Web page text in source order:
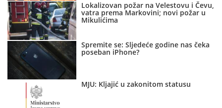
Lokalizovan požar na Velestovu i Čevu,
vatra prema Markovini; novi požar u
Mikulićima
Spremite se: Sljedeće godine nas čeka
poseban iPhone?
MJU: Kljajić u zakonitom statusu